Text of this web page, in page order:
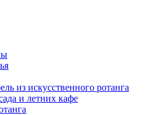
из искусственного ротанга
и летних кафе